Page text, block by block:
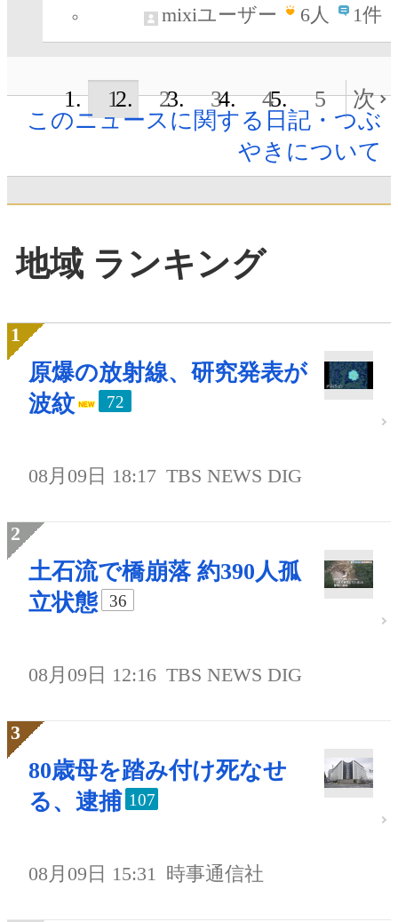
mixiユーザー
6人 1件
1 2 3 4 5
次
このニュースに関する日記・つぶ
やきについて
地域 ランキング
原爆の放射線、研究発表が
波紋
72
08月09日 18:17 TBS NEWS DIG
土石流で橋崩落 約390人孤
立状態
36
08月09日 12:16 TBS NEWS DIG
80歳母を踏み付け死なせ
る、逮捕 107
08月09日 15:31 時事通信社